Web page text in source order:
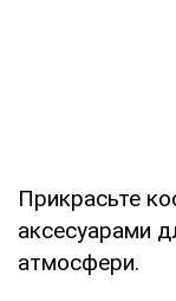
Прикрасьте
аксесуарами
атмосфери.